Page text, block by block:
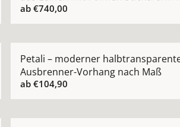
ab€740,00
Petali – moderner
Ausbrenner-Vorhang nach Maß
ab€104,90